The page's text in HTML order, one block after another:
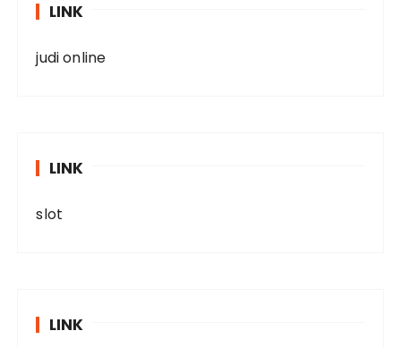
LINK
judi online
LINK
slot
LINK